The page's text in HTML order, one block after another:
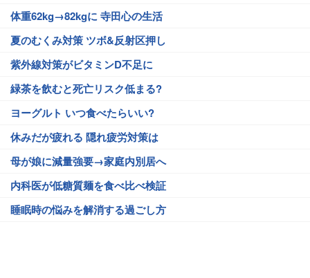
体重62kg→82kgに 寺田心の生活
夏のむくみ対策 ツボ&反射区押し
紫外線対策がビタミンD不足に
緑茶を飲むと死亡リスク低まる?
ヨーグルト いつ食べたらいい?
休みだが疲れる 隠れ疲労対策は
母が娘に減量強要→家庭内別居へ
内科医が低糖質麺を食べ比べ検証
睡眠時の悩みを解消する過ごし方